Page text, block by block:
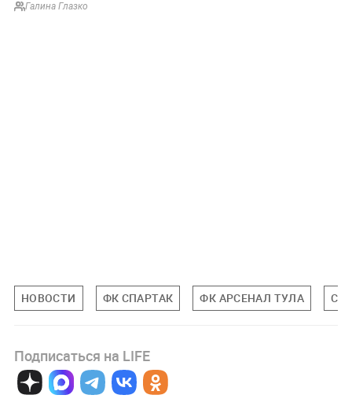
Галина Глазко
НОВОСТИ ФК СПАРТАК ФК АРСЕНАЛ ТУЛА
Подписаться на LIFE